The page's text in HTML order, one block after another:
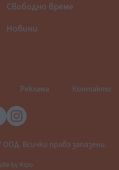
Свободно време
Новини
Реклама Контакти
Всички права запазени.